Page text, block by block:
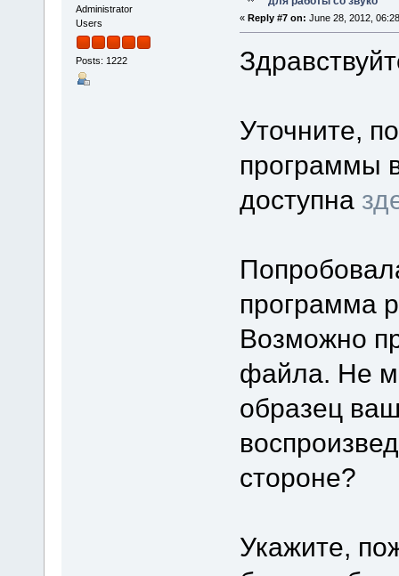
Administrator
Users
Posts: 1222
« Reply #7 on: June 28, 2012,
Уточните,
программы
доступна
программа
Возможно
файла. Не
образец
стороне?
Укажите,